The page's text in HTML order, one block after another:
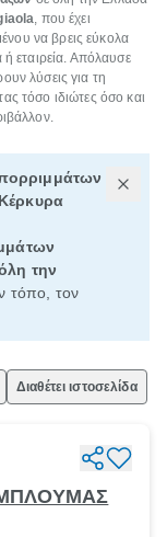
, που έχει
να βρεις εύκολα
εταιρεία. Απόλαυσε
λύσεις για τη
τόσο ιδιώτες όσο και
Κέρκυρα
την
τόπο, τον
Διαθέτει ιστοσελίδα